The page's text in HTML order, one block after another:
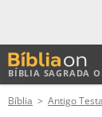
BÍBLIA SAGRADA
ANTIGO
Bíblia Antigo